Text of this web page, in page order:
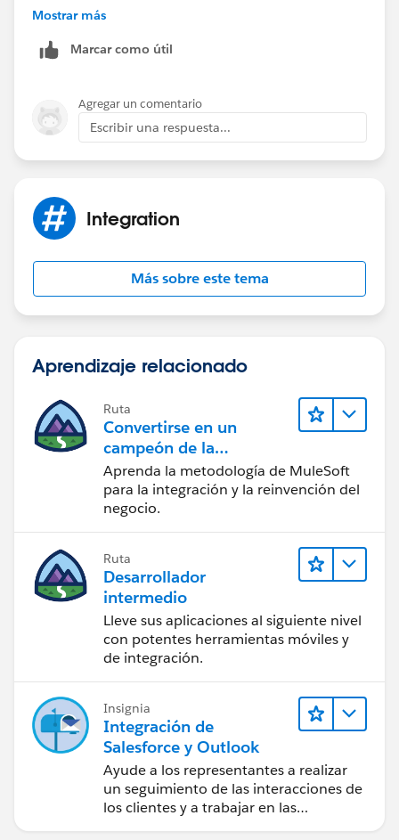
Mostrar más
Marcar como útil
Agregar un comentario
Escribir una respuesta...
Integration
Más sobre este tema
Aprendizaje relacionado
Ruta
Convertirse en un
campeón de la
integración
Aprenda la metodología de MuleSoft
para la integración y la reinvención del
negocio.
Ruta
Desarrollador
intermedio
Lleve sus aplicaciones al siguiente nivel
con potentes herramientas móviles y
de integración.
Insignia
Integración de
Salesforce y Outlook
Ayude a los representantes a realizar
un seguimiento de las interacciones de
los clientes y a trabajar en las